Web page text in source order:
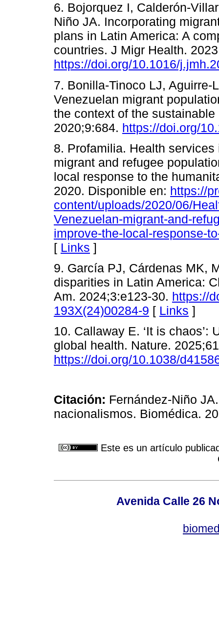
6. Bojorquez I, Calderón-
Niño JA. Incorporating
plans in Latin America: A
countries. J Migr Health.
https://doi.org/10.1016/
7. Bonilla-Tinoco LJ, Aguirre-
Venezuelan migrant
the context of the
2020;9:684. https://doi.org/
8. Profamilia. Health
migrant and refugee
local response to the
2020. Disponible en: https://
content/uploads/2020/06/
Venezuelan-migrant-and-
improve-the-local-response-
[ Links ]
9. García PJ, Cárdenas MK,
disparities in Latin America:
Am. 2024;3:e123-30. https://
193X(24)00284-9 [ Links ]
10. Callaway E. ‘It is
global health. Nature.
https://doi.org/10.1038/
Citación: Fernández-Niño
nacionalismos. Biomédica.
Este es un artículo
Avenida Calle 26